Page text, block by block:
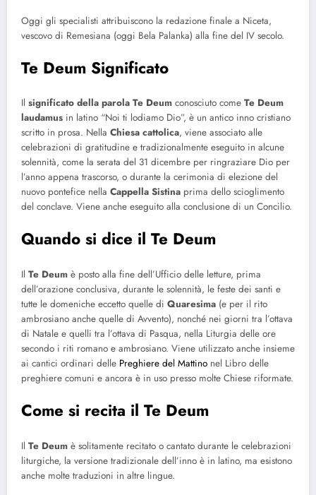
Oggi gli specialisti attribuiscono la redazione finale a Niceta,
vescovo di Remesiana (oggi Bela Palanka) alla fine del IV secolo.
Te Deum Significato
Il significato della parola Te Deum conosciuto come Te Deum
laudamus in latino “Noi ti lodiamo Dio”, è un antico inno cristiano
scritto in prosa. Nella Chiesa cattolica, viene associato alle
celebrazioni di gratitudine e tradizionalmente eseguito in alcune
solennità, come la serata del 31 dicembre per ringraziare Dio per
l’anno appena trascorso, o durante la cerimonia di elezione del
nuovo pontefice nella Cappella Sistina prima dello scioglimento
del conclave. Viene anche eseguito alla conclusione di un Concilio.
Quando si dice il Te Deum
Il Te Deum è posto alla fine dell’Ufficio delle letture, prima
dell’orazione conclusiva, durante le solennità, le feste dei santi e
tutte le domeniche eccetto quelle di Quaresima (e per il rito
ambrosiano anche quelle di Avvento), nonché nei giorni tra l’ottava
di Natale e quelli tra l’ottava di Pasqua, nella Liturgia delle ore
secondo i riti romano e ambrosiano. Viene utilizzato anche insieme
ai cantici ordinari delle Preghiere del Mattino nel Libro delle
preghiere comuni e ancora è in uso presso molte Chiese riformate.
Come si recita il Te Deum
Il Te Deum è solitamente recitato o cantato durante le celebrazioni
liturgiche, la versione tradizionale dell’inno è in latino, ma esistono
anche molte traduzioni in altre lingue.